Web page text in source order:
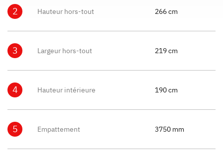
2 Hauteur hors-tout 266 cm
3 Largeur hors-tout 219 cm
4 Hauteur intérieure 190 cm
5 Empattement 3750 mm